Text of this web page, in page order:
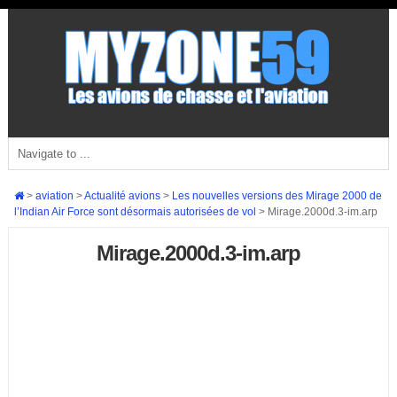
> aviation >Actualité avions> Les nouvelles versions des Mirage 2000 de
l’Indian Air Force sont désormais autorisées de vol > Mirage.2000d.3-im.arp
Mirage.2000d.3-im.arp